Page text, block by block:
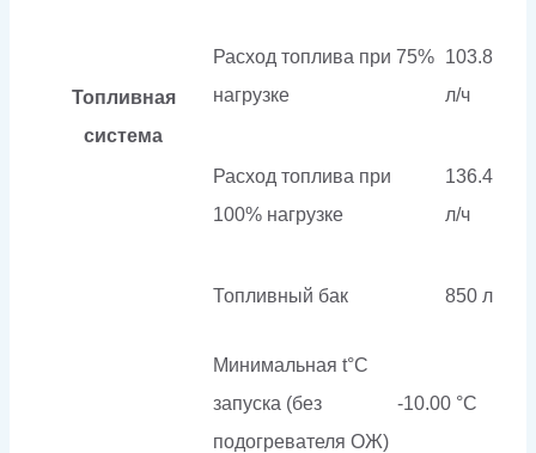
Топливная
система
Расход топлива при 75%
нагрузке
103.8
л/ч
Расход топлива при
100% нагрузке
136.4
л/ч
Топливный бак 850 л
Минимальная t°С
запуска (без
подогревателя ОЖ)
-10.00 °С